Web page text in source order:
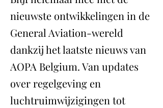
nieuwste ontwikkelingen in de
General Aviation-wereld
dankzij het laatste nieuws van
AOPA Belgium. Van updates
over regelgeving en
luchtruimwijzigingen tot